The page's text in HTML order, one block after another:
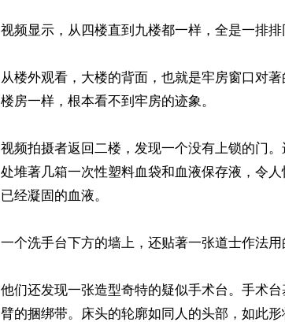
视频显示，从四楼直到九楼都一样，全是一排排
从楼外观看，大楼的背面，也就是牢房窗口对
楼房一样，根本看不到牢房的迹象。
视频拍摄者返回二楼，发现一个没有上锁的门
处堆著几箱一次性塑料血袋和血液保存液，令
已经凝固的血液。
一个洗手台下方的墙上，还贴著一张道士作法用
他们还发现一张造型奇特的疑似手术台。手术
臂的捆绑带。床头的轮廓如同人的头部，如此